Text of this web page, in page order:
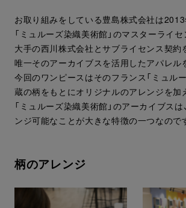
お取り組みをしている豊島株式会社は2013
「ミュルーズ染織美術館」のマスターライ
大手の西川株式会社とサブライセンス契約
唯一そのアーカイブスを活用したアパレル
今回のワンピースはそのフランス「ミュル
蔵の柄をもとにオリジナルのアレンジを加
「ミュルーズ染織美術館」のアーカイブスは
ンジ可能なことが大きな特徴の一つなので
柄のアレンジ